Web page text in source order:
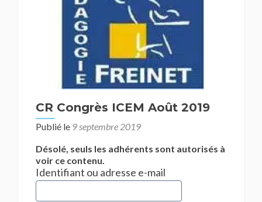
CR Congrès ICEM Août 2019
Publié le 9 septembre 2019
Désolé, seuls les adhérents sont autorisés à
voir ce contenu.
Identifiant ou adresse e-mail